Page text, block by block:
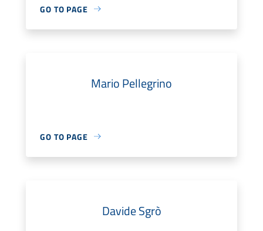
GO TO PAGE
Mario Pellegrino
GO TO PAGE
Davide Sgrò